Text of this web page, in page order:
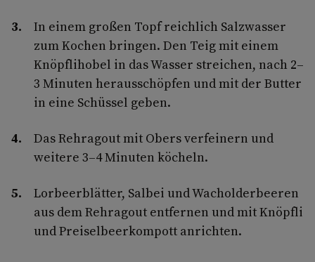
In einem großen Topf reichlich Salz­wasser
zum Kochen bringen. Den Teig mit einem
Knöpflihobel in das Wasser streichen, nach 2–
3 Minuten heraus­schöpfen und mit der Butter
in eine Schüssel geben.
Das Rehragout mit Obers verfeinern und
weitere 3–4 Minuten köcheln.
Lorbeerblätter, Salbei und Wacholder­beeren
aus dem Rehragout entfernen und mit Knöpfli
und Preiselbeerkompott anrichten.